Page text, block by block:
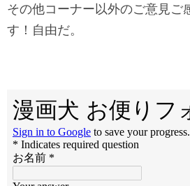
その他コーナー以外のご意見ご
す！自由だ。